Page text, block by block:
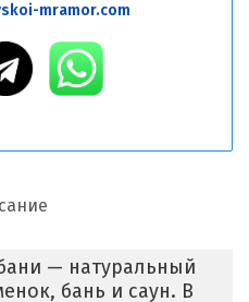
mramor.com
— натуральный
бань и саун. В